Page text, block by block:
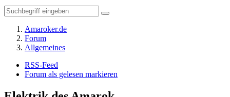
Amaroker.de
Forum
Allgemeines
RSS-Feed
Forum als gelesen markieren